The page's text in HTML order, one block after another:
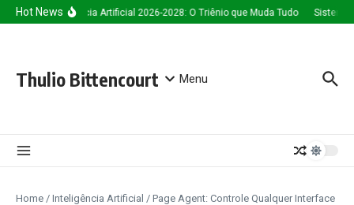
Ir para o conteúdo
Hot NewsInteligência Artificial 2026-2028: O Triênio que Muda Tudo Sistema
Thulio Bittencourt Menu
Home / Inteligência Artificial / Page Agent: Controle Qualquer Interface